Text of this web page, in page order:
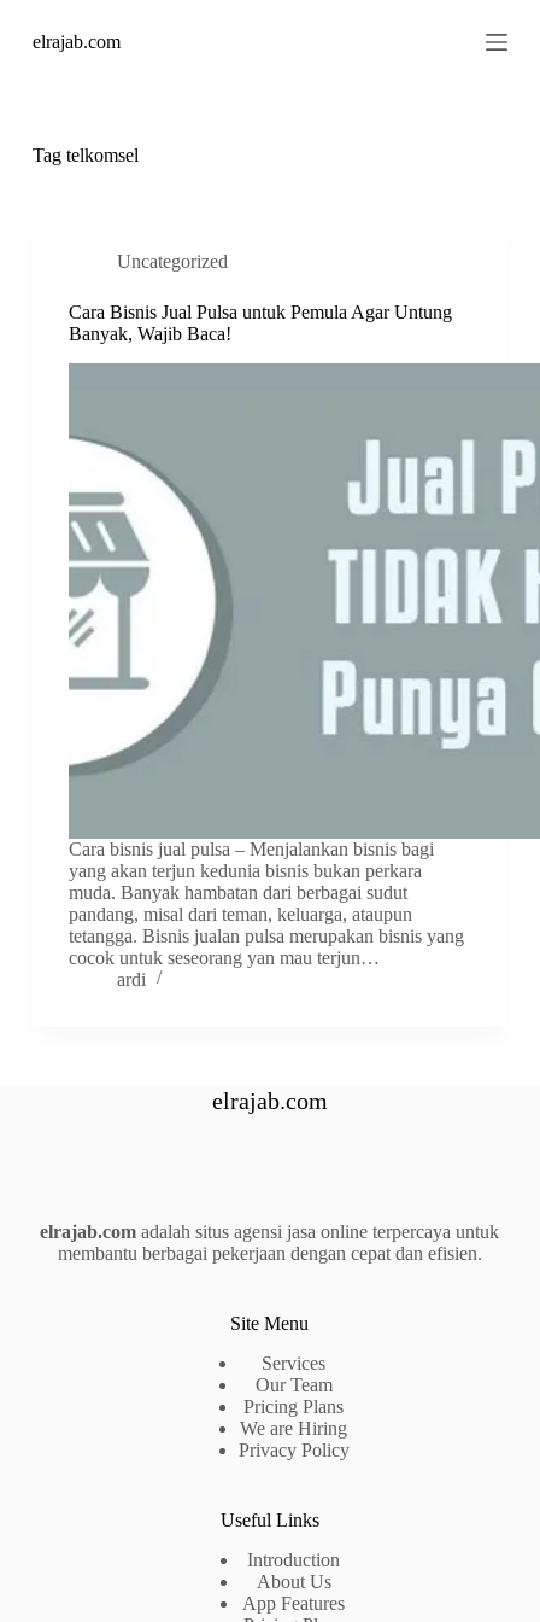
kelrajab.com
Tagtelkomsel
Uncategorized
Cara Bisnis Jual Pulsa untuk Pemula Agar Untung
Banyak, Wajib Baca!
Cara bisnis jual pulsa – Menjalankan bisnis bagi
yang akan terjun kedunia bisnis bukan perkara
muda. Banyak hambatan dari berbagai sudut
pandang, misal dari teman, keluarga, ataupun
tetangga. Bisnis jualan pulsa merupakan bisnis yang
cocok untuk seseorang yan mau terjun…
ardi
elrajab.com
elrajab.com adalah situs agensi jasa online terpercaya untuk
membantu berbagai pekerjaan dengan cepat dan efisien.
Site Menu
Services
Our Team
Pricing Plans
We are Hiring
Privacy Policy
Useful Links
Introduction
About Us
App Features